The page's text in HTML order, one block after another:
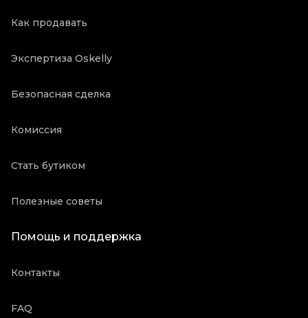
Как продавать
Экспертиза Oskelly
Безопасная сделка
Комиссия
Стать бутиком
Полезные советы
Помощь и поддержка
Контакты
FAQ